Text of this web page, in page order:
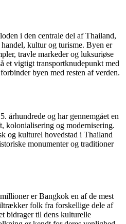
i den centrale del af Thailand,
kultur og turisme. Byen er
travle markeder og luksuriøse
et vigtigt transportknudepunkt med
byen med resten af verden.
århundrede og har gennemgået en
kolonialisering og modernisering.
og kulturel hovedstad i Thailand
monumenter og traditioner
er Bangkok en af de mest
folk fra forskellige dele af
bidrager til dens kulturelle